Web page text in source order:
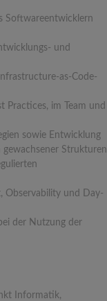
Softwareentwicklern
und
as-Code-
Practices, im Team und
sowie Entwicklung
Strukturen
Observability und Day-
der Nutzung der
Informatik,